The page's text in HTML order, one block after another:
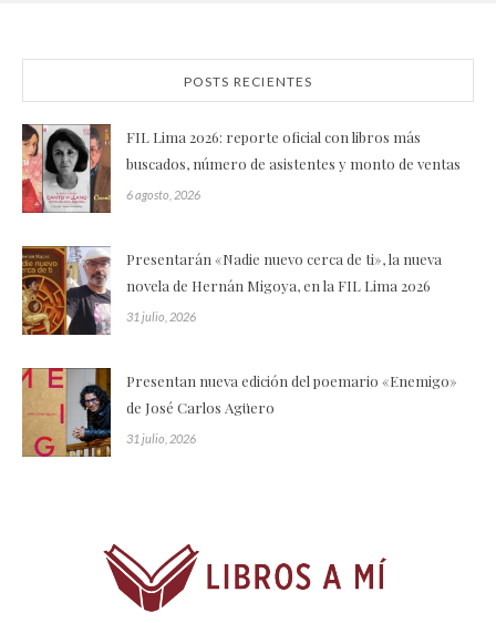
POSTS RECIENTES
FIL Lima 2026: reporte oficial con libros más
buscados, número de asistentes y monto de ventas
6 agosto, 2026
Presentarán «Nadie nuevo cerca de ti», la nueva
novela de Hernán Migoya, en la FIL Lima 2026
31 julio, 2026
Presentan nueva edición del poemario «Enemigo»
de José Carlos Agüero
31 julio, 2026